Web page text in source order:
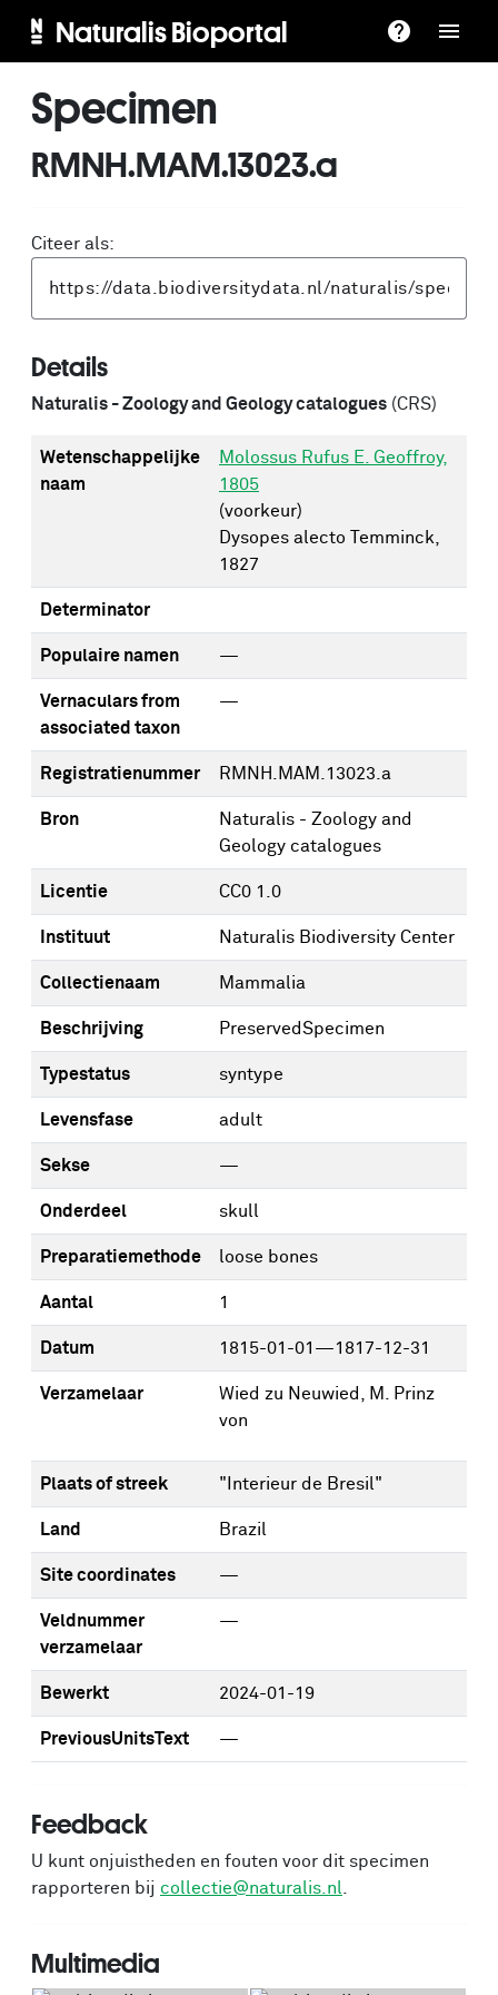
Naturalis Bioportal
Specimen
RMNH.MAM.13023.a
Citeer als:
Details
Naturalis - Zoology and Geology catalogues (CRS)
Wetenschappelijke
naam
Molossus Rufus E. Geoffroy,
1805
(voorkeur)
Dysopes alecto Temminck,
1827
Determinator
Populaire namen —
Vernaculars from
associated taxon
—
Registratienummer RMNH.MAM.13023.a
Bron
Naturalis - Zoology and
Geology catalogues
Licentie CC0 1.0
Instituut Naturalis Biodiversity Center
Collectienaam Mammalia
Beschrijving PreservedSpecimen
Typestatus syntype
Levensfase adult
Sekse —
Onderdeel skull
Preparatiemethode loose bones
Aantal 1
Datum 1815-01-01—1817-12-31
Verzamelaar
Wied zu Neuwied, M. Prinz
von
Plaats of streek "Interieur de Bresil"
Land Brazil
Site coordinates —
Veldnummer
verzamelaar
—
Bewerkt 2024-01-19
PreviousUnitsText —
Feedback
U kunt onjuistheden en fouten voor dit specimen
rapporteren bij collectie@naturalis.nl
Multimedia